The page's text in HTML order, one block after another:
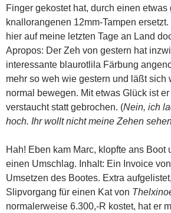
Finger gekostet hat, durch einen etwas
knallorangenen 12mm-Tampen
hier auf meine letzten Tage an Land
Apropos: Der Zeh von gestern hat
interessante blaurotlila Färbung
mehr so weh wie gestern und läßt sich
normal bewegen. Mit etwas Glück ist
verstaucht statt gebrochen. (Nein, ich
hoch. Ihr wollt nicht meine Zehen
Hah! Eben kam Marc, klopfte ans Boot
einen Umschlag. Inhalt: Ein Invoice
Umsetzen des Bootes. Extra
Slipvorgang für einen Kat von
normalerweise 6.300,-R kostet, hat er